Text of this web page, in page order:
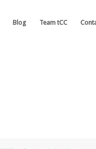
Blog Team tCC